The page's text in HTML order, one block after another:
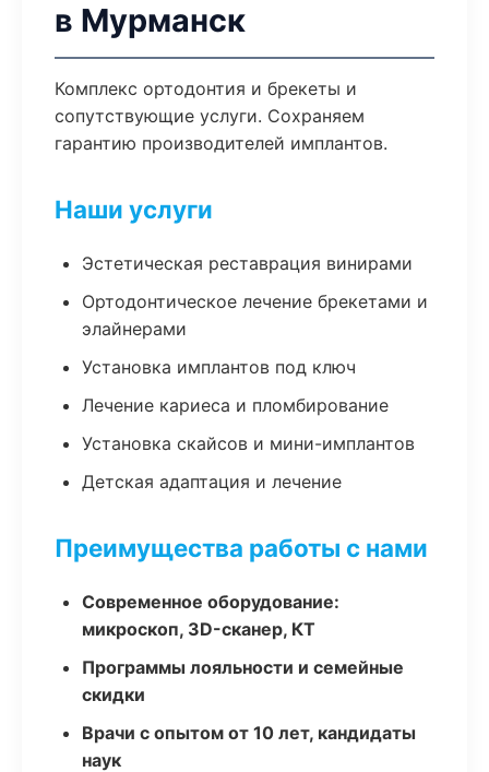
в Мурманск
Комплекс ортодонтия и брекеты и
сопутствующие услуги. Сохраняем
гарантию производителей имплантов.
Наши услуги
Эстетическая реставрация винирами
Ортодонтическое лечение брекетами и
элайнерами
Установка имплантов под ключ
Лечение кариеса и пломбирование
Установка скайсов и мини-имплантов
Детская адаптация и лечение
Преимущества работы с нами
Современное оборудование:
микроскоп, 3D-сканер, КТ
Программы лояльности и семейные
скидки
Врачи с опытом от 10 лет, кандидаты
наук